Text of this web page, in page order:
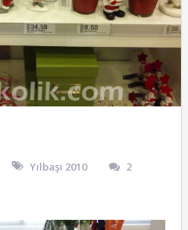
Yılbaşı 2010
2